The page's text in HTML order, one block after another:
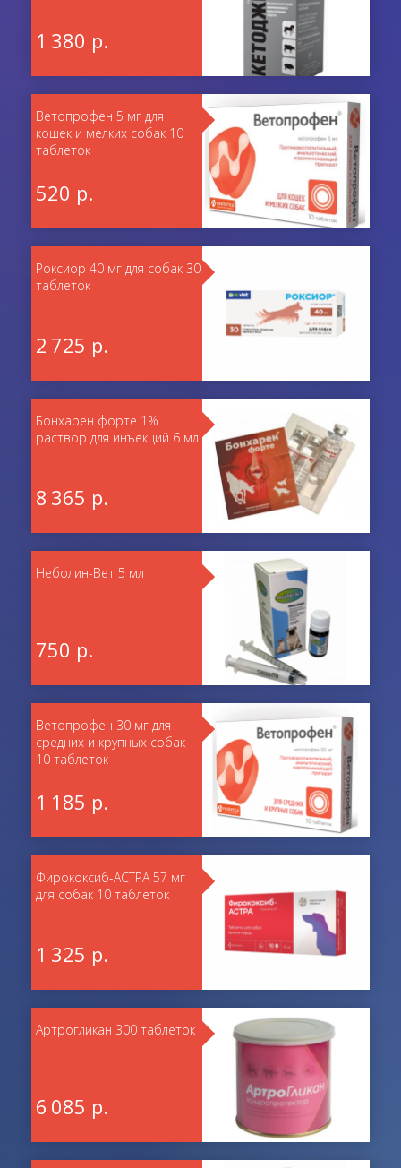
1 380 р.
Ветопрофен 5 мг для
кошек и мелких собак 10
таблеток
520 р.
Роксиор 40 мг для собак 30
таблеток
2 725 р.
Бонхарен форте 1%
раствор для инъекций 6 мл
8 365 р.
Неболин-Вет 5 мл
750 р.
Ветопрофен 30 мг для
средних и крупных собак
10 таблеток
1 185 р.
Фирококсиб-АСТРА 57 мг
для собак 10 таблеток
1 325 р.
Артрогликан 300 таблеток
6 085 р.